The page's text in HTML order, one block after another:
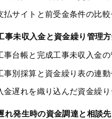
払サイトと前受金条件の比較
事未収入金と資金繰り管理
事台帳と完成工事未収入金の
事別採算と資金繰り表の連動
金遅れを織り込んだ資金繰
れ発生時の資金調達と相談先